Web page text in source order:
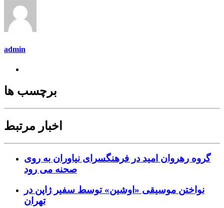
admin
برچسب ها
اخبار مرتبط
گروه رهروان امید در فرهنگسرای نیاوران به روی
صحنه می رود
نواختن موسیقی «اوشین» توسط سفیر ژاپن در
تهران